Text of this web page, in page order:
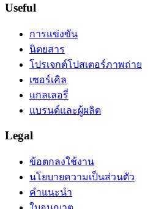
Useful
การแข่งขัน
นิตยสาร
โปรเจกต์โปสเตอร์ภาพถ่าย
เซอร์เคิล
แกลเลอรี่
แบรนด์และผู้ผลิต
Legal
ข้อตกลงใช้งาน
นโยบายความเป็นส่วนตัว
คำแนะนำ